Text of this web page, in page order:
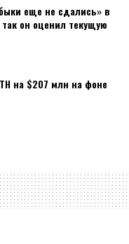
еще не сдались» в
он оценил текущую
на $207 млн на фоне